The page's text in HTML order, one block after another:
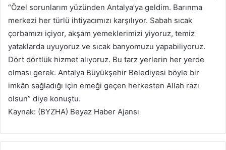
“Özel sorunlarım yüzünden Antalya’ya geldim. Barınma
merkezi her türlü ihtiyacımızı karşılıyor. Sabah sıcak
çorbamızı içiyor, akşam yemeklerimizi yiyoruz, temiz
yataklarda uyuyoruz ve sıcak banyomuzu yapabiliyoruz.
Dört dörtlük hizmet alıyoruz. Bu tarz yerlerin her yerde
olması gerek. Antalya Büyükşehir Belediyesi böyle bir
imkân sağladığı için emeği geçen herkesten Allah razı
olsun” diye konuştu.
Kaynak: (BYZHA) Beyaz Haber Ajansı